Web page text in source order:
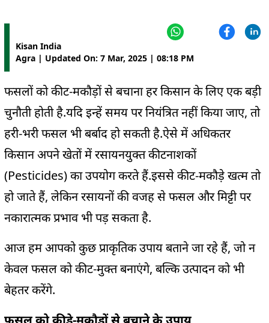
Kisan India
Agra | Updated On: 7 Mar, 2025 | 08:18 PM
फसलों को कीट-मकौड़ों से बचाना हर किसान के लिए एक बड़ी
चुनौती होती है.यदि इन्हें समय पर नियंत्रित नहीं किया जाए, तो
हरी-भरी फसल भी बर्बाद हो सकती है.ऐसे में अधिकतर
किसान अपने खेतों में रसायनयुक्त कीटनाशकों
(Pesticides) का उपयोग करते हैं.इससे कीट-मकौड़े खत्म तो
हो जाते हैं, लेकिन रसायनों की वजह से फसल और मिट्टी पर
नकारात्मक प्रभाव भी पड़ सकता है.
आज हम आपको कुछ प्राकृतिक उपाय बताने जा रहे हैं, जो न
केवल फसल को कीट-मुक्त बनाएंगे, बल्कि उत्पादन को भी
बेहतर करेंगे.
फसल को कीड़े-मकौड़ों से बचाने के उपाय